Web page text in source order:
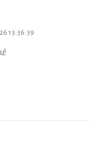
13:36:39